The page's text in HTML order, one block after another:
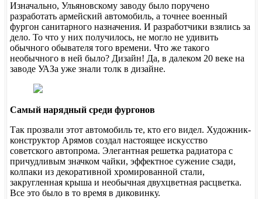
Изначально, Ульяновскому заводу было поручено
разработать армейский автомобиль, а точнее военный
фургон санитарного назначения. И разработчики взялись за
дело. То что у них получилось, не могло не удивить
обычного обывателя того времени. Что же такого
необычного в ней было? Дизайн! Да, в далеком 20 веке на
заводе УАЗа уже знали толк в дизайне.
Самый нарядный среди фургонов
Так прозвали этот автомобиль те, кто его видел. Художник-
конструктор Арямов создал настоящее искусство
советского автопрома. Элегантная решетка радиатора с
причудливым значком чайки, эффектное сужение сзади,
колпаки из декоративной хромированной стали,
закругленная крыша и необычная двухцветная расцветка.
Все это было в то время в диковинку.